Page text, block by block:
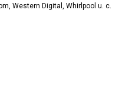
Western Digital, Whirlpool u. c.